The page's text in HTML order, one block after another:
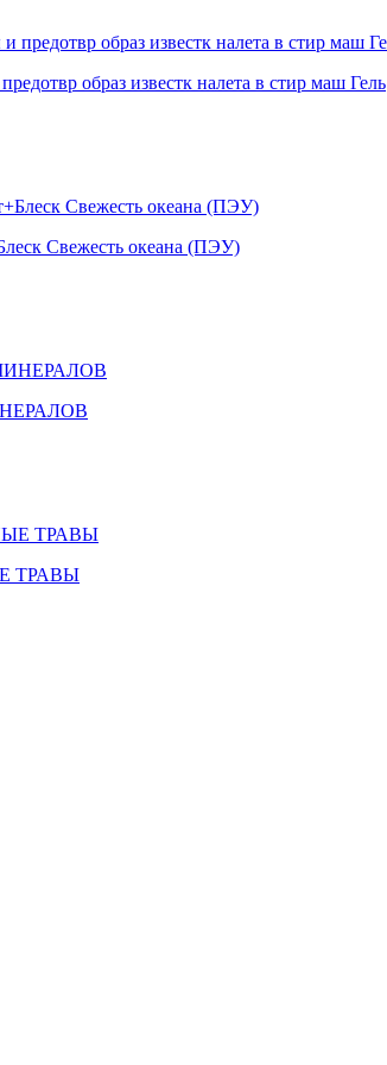
образ известк налета в стир маш Гель
Свежесть океана (ПЭУ)
ТРАВЫ